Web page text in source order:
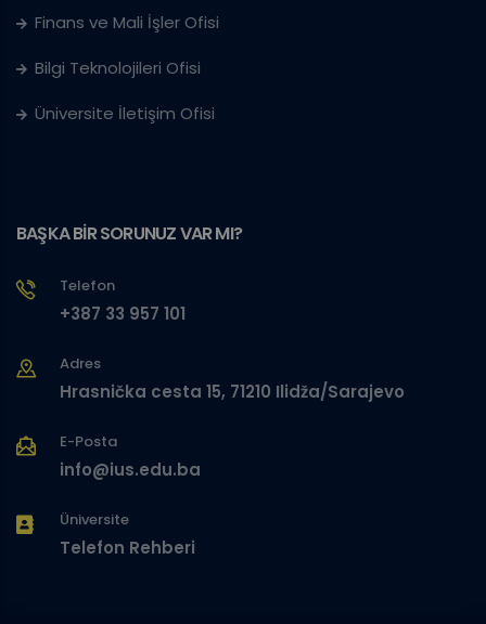
Finans ve Mali İşler Ofisi
Bilgi Teknolojileri Ofisi
Üniversite İletişim Ofisi
BAŞKA BİR SORUNUZ VAR MI?
Telefon
+387 33 957 101
Adres
Hrasnička cesta 15, 71210 Ilidža/Sarajevo
E-Posta
info@ius.edu.ba
Üniversite
Telefon Rehberi